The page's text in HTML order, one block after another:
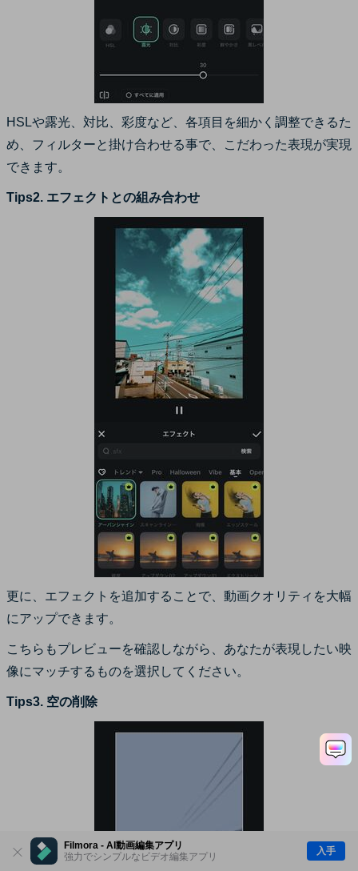
Filmora - AI動画編集アプリ
強力でシンプルなビデオ編集アプリ
入手
HSLや露光、対比、彩度など、各項目を細かく調整できるた
め、フィルターと掛け合わせる事で、こだわった表現が実現
できます。
Tips2. エフェクトとの組み合わせ
更に、エフェクトを追加することで、動画クオリティを大幅
にアップできます。
こちらもプレビューを確認しながら、あなたが表現したい映
像にマッチするものを選択してください。
Tips3. 空の削除